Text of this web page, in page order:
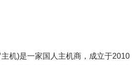
机)是一家国人主机商，成立于2010